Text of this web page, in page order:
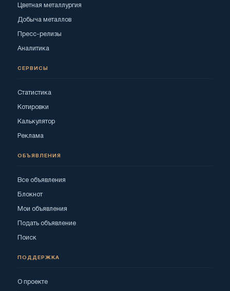
Цветная металлургия
Добыча металлов
Пресс-релизы
Аналитика
СЕРВИСЫ
Статистика
Котировки
Калькулятор
Реклама
ОБЪЯВЛЕНИЯ
Все объявления
Блокнот
Мои объявления
Подать объявление
Поиск
ПОДДЕРЖКА
О проекте